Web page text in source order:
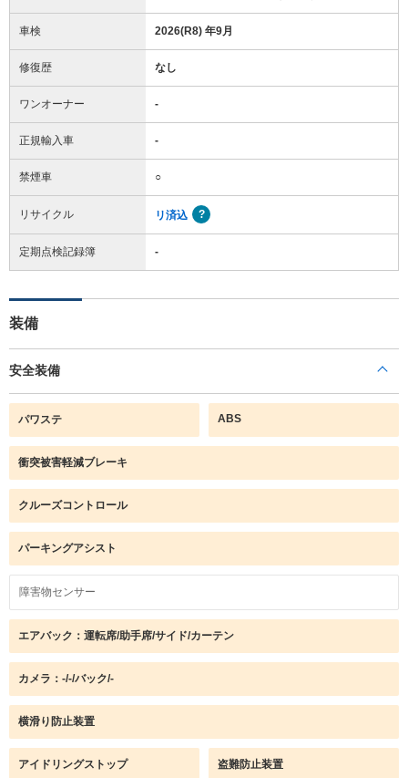
車検 2026(R8) 年9月
修復歴 なし
ワンオーナー -
正規輸入車 -
禁煙車 ○
リサイクル リ済込
定期点検記録簿 -
装備
安全装備
パワステ ABS
衝突被害軽減ブレーキ
クルーズコントロール
パーキングアシスト
障害物センサー
エアバック：運転席/助手席/サイド/カーテン
カメラ：-/-/バック/-
横滑り防止装置
アイドリングストップ 盗難防止装置